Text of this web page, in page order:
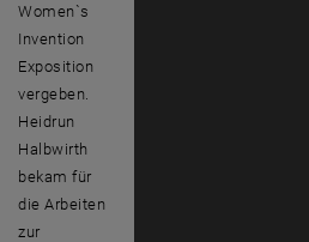
Women`s
Invention
Exposition
vergeben.
Heidrun
Halbwirth
bekam für
die Arbeiten
zur